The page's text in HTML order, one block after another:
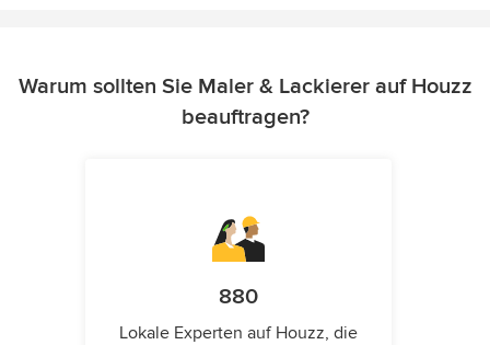
Warum sollten Sie Maler & Lackierer auf Houzz
beauftragen?
880
Lokale Experten auf Houzz, die